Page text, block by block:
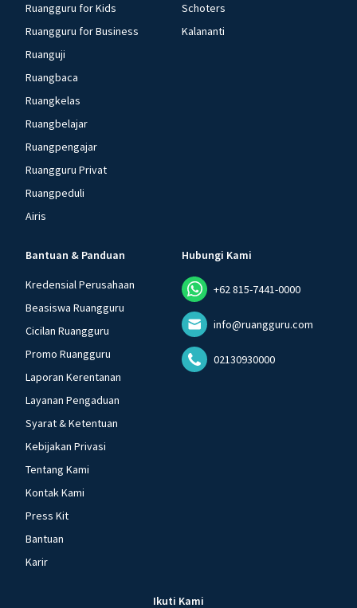
Ruangguru for Kids
Ruangguru for Business
Ruanguji
Ruangbaca
Ruangkelas
Ruangbelajar
Ruangpengajar
Ruangguru Privat
Ruangpeduli
Airis
Schoters
Kalananti
Bantuan & Panduan
Kredensial Perusahaan
Beasiswa Ruangguru
Cicilan Ruangguru
Promo Ruangguru
Laporan Kerentanan
Layanan Pengaduan
Syarat & Ketentuan
Kebijakan Privasi
Tentang Kami
Kontak Kami
Press Kit
Bantuan
Karir
Hubungi Kami
+62 815-7441-0000
info@ruangguru.com
02130930000
Ikuti Kami